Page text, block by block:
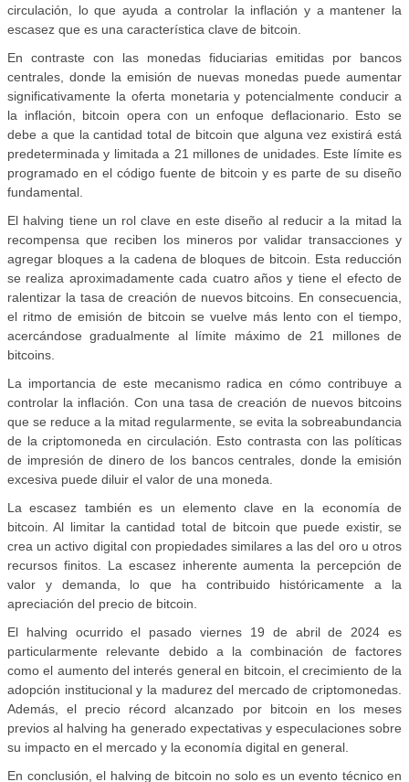
circulación, lo que ayuda a controlar la inflación y a mantener la
escasez que es una característica clave de bitcoin.
En contraste con las monedas fiduciarias emitidas por bancos
centrales, donde la emisión de nuevas monedas puede aumentar
significativamente la oferta monetaria y potencialmente conducir a
la inflación, bitcoin opera con un enfoque deflacionario. Esto se
debe a que la cantidad total de bitcoin que alguna vez existirá está
predeterminada y limitada a 21 millones de unidades. Este límite es
programado en el código fuente de bitcoin y es parte de su diseño
fundamental.
El halving tiene un rol clave en este diseño al reducir a la mitad la
recompensa que reciben los mineros por validar transacciones y
agregar bloques a la cadena de bloques de bitcoin. Esta reducción
se realiza aproximadamente cada cuatro años y tiene el efecto de
ralentizar la tasa de creación de nuevos bitcoins. En consecuencia,
el ritmo de emisión de bitcoin se vuelve más lento con el tiempo,
acercándose gradualmente al límite máximo de 21 millones de
bitcoins.
La importancia de este mecanismo radica en cómo contribuye a
controlar la inflación. Con una tasa de creación de nuevos bitcoins
que se reduce a la mitad regularmente, se evita la sobreabundancia
de la criptomoneda en circulación. Esto contrasta con las políticas
de impresión de dinero de los bancos centrales, donde la emisión
excesiva puede diluir el valor de una moneda.
La escasez también es un elemento clave en la economía de
bitcoin. Al limitar la cantidad total de bitcoin que puede existir, se
crea un activo digital con propiedades similares a las del oro u otros
recursos finitos. La escasez inherente aumenta la percepción de
valor y demanda, lo que ha contribuido históricamente a la
apreciación del precio de bitcoin.
El halving ocurrido el pasado viernes 19 de abril de 2024 es
particularmente relevante debido a la combinación de factores
como el aumento del interés general en bitcoin, el crecimiento de la
adopción institucional y la madurez del mercado de criptomonedas.
Además, el precio récord alcanzado por bitcoin en los meses
previos al halving ha generado expectativas y especulaciones sobre
su impacto en el mercado y la economía digital en general.
En conclusión, el halving de bitcoin no solo es un evento técnico en